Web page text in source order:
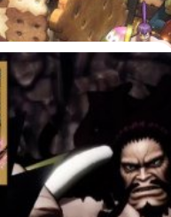
างกับ Smoothie และ
ควบคุมทหารบิสกิตได้ตาม
4 วางจำหน่ายอย่างเป็น
4 , Xbox One ,
พิสูจน์อักษร : สุชยา เกษ
4 ปล่อย
op
ตัวอย่างโหมด Online Co-
4 ซึ่งรองรับผู้เล่นถึง